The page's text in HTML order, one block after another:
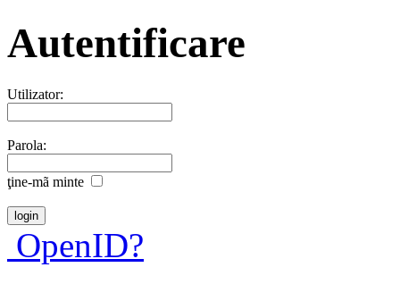
Autentificare
Utilizator:
Parola:
ţine-mã minte
OpenID?